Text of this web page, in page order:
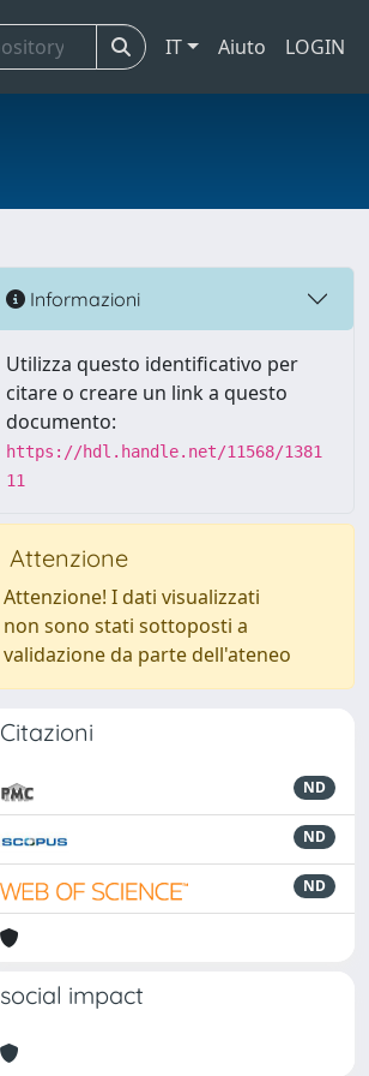
IT Aiuto LOGIN
Informazioni
Utilizza questo identificativo per
citare o creare un link a questo
documento:
https://hdl.handle.net/11568/1381
11
Attenzione
Attenzione! I dati visualizzati
non sono stati sottoposti a
validazione da parte dell'ateneo
Citazioni
ND
ND
ND
social impact